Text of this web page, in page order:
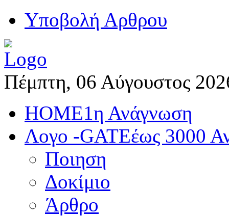
Yποβολή Αρθρου
Πέμπτη, 06 Αύγουστος
HOME1η Ανάγνωση
Λογο -GATEέως 3000
Ποιηση
Δοκίμιο
Άρθρο